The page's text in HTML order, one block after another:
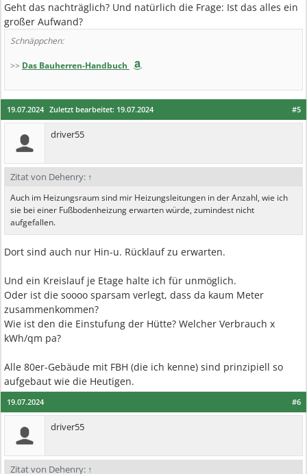
Geht das nachträglich? Und natürlich die Frage: Ist das alles ein
großer Aufwand?
Schnäppchen:
>> Das Bauherren-Handbuch
#5
19.07.2024 Zuletzt bearbeitet: 19.07.2024
driver55
Zitat von Dehenry: ↑
Auch im Heizungsraum sind mir Heizungsleitungen in der Anzahl, wie ich
sie bei einer Fußbodenheizung erwarten würde, zumindest nicht
aufgefallen.
Dort sind auch nur Hin-u. Rücklauf zu erwarten.
Und ein Kreislauf je Etage halte ich für unmöglich.
Oder ist die soooo sparsam verlegt, dass da kaum Meter
zusammenkommen?
Wie ist den die Einstufung der Hütte? Welcher Verbrauch x
kWh/qm pa?
Alle 80er-Gebäude mit FBH (die ich kenne) sind prinzipiell so
aufgebaut wie die Heutigen.
#6
19.07.2024
driver55
Zitat von Dehenry: ↑